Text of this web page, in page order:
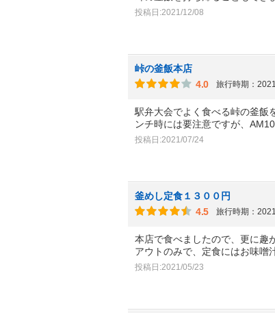
投稿日:2021/12/08
峠の釜飯本店
4.0
旅行時期：
駅弁大会でよく食べる峠の釜飯
ンチ時には要注意ですが、
投稿日:2021/07/24
釜めし定食１３００円
4.5
旅行時期：
本店で食べましたので、更に趣
アウトのみで、定食にはお味噌
投稿日:2021/05/23